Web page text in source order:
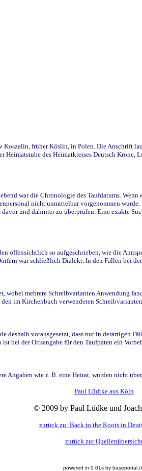
früher Köslin, in Polen. Die Anschrift
des Heimatkreises Deutsch
war die Chronologie des Taufdatums.
nicht unmittelbar vorgenommen
und dahinter zu überprüfen. Eine exakte
offensichtlich so aufgeschrieben, wie die
war schließlich Dialekt. In den Fällen bei
mehrere Schreibvarianten Anwendung
im Kirchenbuch verwendeten Schreibvarianten.
deshalb vorausgesetzt, dass nur in derartigen
bei der Ortsangabe für den Taufpaten ein
Angaben wie z. B. eine Heirat, wurden nicht
Paul Lüdtke aus Köln
© 2009 by Paul Lüdke und
zurück zu: Back to the Roots in
zurück zur
powered in 0.01s by